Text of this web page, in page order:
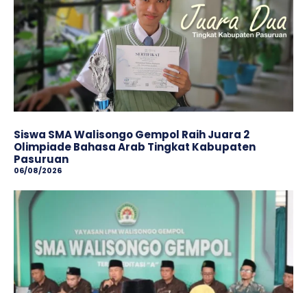
Siswa SMA Walisongo Gempol Raih Juara 2
Olimpiade Bahasa Arab Tingkat Kabupaten
Pasuruan
06/08/2026